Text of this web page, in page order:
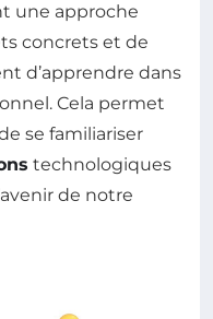
une approche
concrets et de
d’apprendre dans
Cela permet
se familiariser
technologiques
de notre